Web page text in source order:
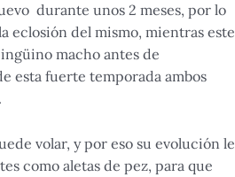
durante unos 2 meses, por lo
eclosión del mismo, mientras este
macho antes de
esta fuerte temporada ambos
volar, y por eso su evolución le
como aletas de pez, para que